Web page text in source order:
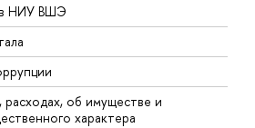
в НИУ ВШЭ
об имуществе и
характера